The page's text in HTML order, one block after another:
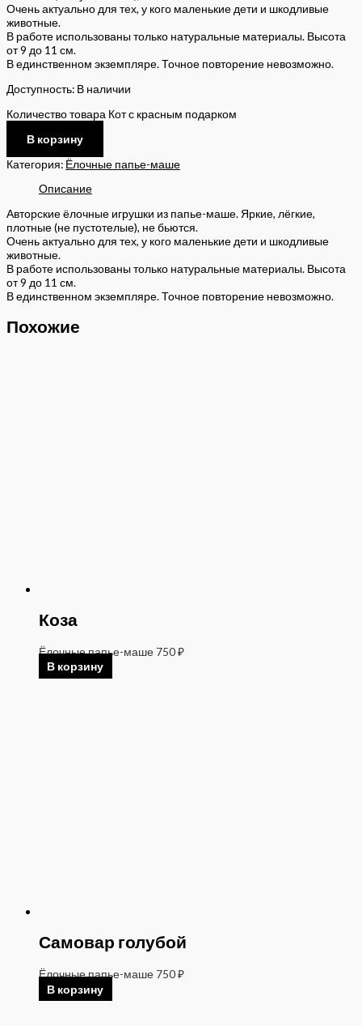
Очень актуально для тех, у кого маленькие дети и шкодливые
животные.
В работе использованы только натуральные материалы. Высота
от 9 до 11 см.
В единственном экземпляре. Точное повторение невозможно.
Доступность: В наличии
Количество товара Кот с красным подарком
В корзину
Категория: Ёлочные папье-маше
Описание
Авторские ёлочные игрушки из папье-маше. Яркие, лёгкие,
плотные (не пустотелые), не бьются.
Очень актуально для тех, у кого маленькие дети и шкодливые
животные.
В работе использованы только натуральные материалы. Высота
от 9 до 11 см.
В единственном экземпляре. Точное повторение невозможно.
Похожие
Коза
Ёлочные папье-маше 750₽
В корзину
Самовар голубой
Ёлочные папье-маше 750₽
В корзину